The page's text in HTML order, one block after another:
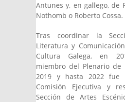
Antunes y, en gallego, de
Nothomb o Roberto Cossa.
Tras coordinar la
Literatura y
Cultura Galega, en
miembro del Plenario
2019 y hasta 2022 fue
Comisión Ejecutiva y
Sección de Artes